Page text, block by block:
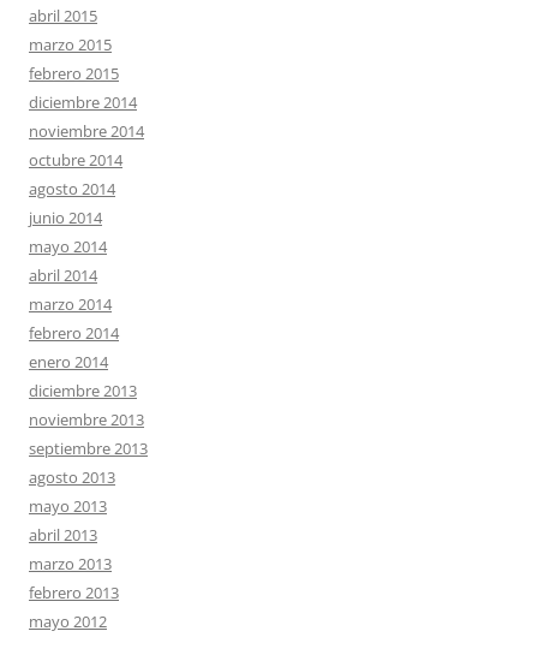
abril 2015
marzo 2015
febrero 2015
diciembre 2014
noviembre 2014
octubre 2014
agosto 2014
junio 2014
mayo 2014
abril 2014
marzo 2014
febrero 2014
enero 2014
diciembre 2013
noviembre 2013
septiembre 2013
agosto 2013
mayo 2013
abril 2013
marzo 2013
febrero 2013
mayo 2012